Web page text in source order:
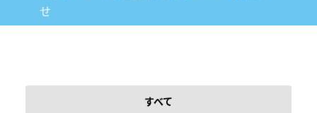
せ
すべて